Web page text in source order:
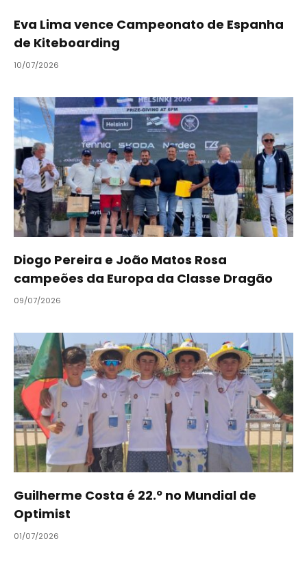
Eva Lima vence Campeonato de Espanha
de Kiteboarding
10/07/2026
Diogo Pereira e João Matos Rosa
campeões da Europa da Classe Dragão
09/07/2026
Guilherme Costa é 22.º no Mundial de
Optimist
01/07/2026